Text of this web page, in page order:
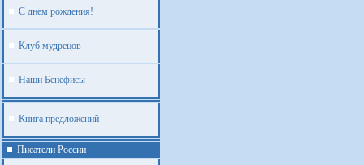
С днем рождения!
Клуб мудрецов
Наши Бенефисы
Книга предложений
Писатели России